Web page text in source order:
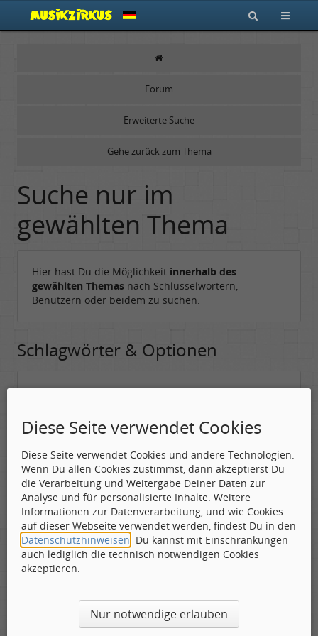
Forum
Erweiterte Suche
Gehe zurück zum Thema
Suche nur im
gewählten Thema
Hier hast Du die Möglichkeit innerhalb des
gewählten Themas nach Schlüsselwörtern,
Benutzern oder beidem zu suchen.
Schlagwörter & Optionen
Suchwörter:
werden soll.
Nach allen angegebenen Begriffen suchen.
Mindestens ein Begriff muss vorhanden sein.
Suche nach Benutzer:
Hier kannst Du (optional) nach einem Benutzer suchen, der den
Beitrag verfasst hat. Du kannst den * als Jokerzeichen benutzen, um
ähnliche Nutzernamen zu finden.
Die Visuelle Bestätigung hilft dabei automatische Spambots
und Scripte von den Diensten dieses Forums abzuhalten.
Derartige Scripte sind normalerweise nicht in der Lage den
Diese Seite verwendet Cookies
Diese Seite verwendet Cookies und andere Technologien.
Wenn Du allen Cookies zustimmst, dann akzeptierst Du
die Verarbeitung und Weitergabe Deiner Daten zur
Analyse und für personalisierte Inhalte. Weitere
Informationen zur Datenverarbeitung, und wie Cookies
auf dieser Webseite verwendet werden, findest Du in den
Datenschutzhinweisen . Du kannst mit Einschränkungen
auch lediglich die technisch notwendigen Cookies
akzeptieren.
Nur notwendige erlauben